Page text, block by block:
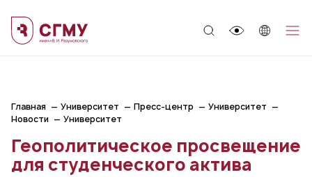
Главная Университет Пресс-центр
Университет
Новости
Университет
Геополитическое просвещение
для студенческого актива